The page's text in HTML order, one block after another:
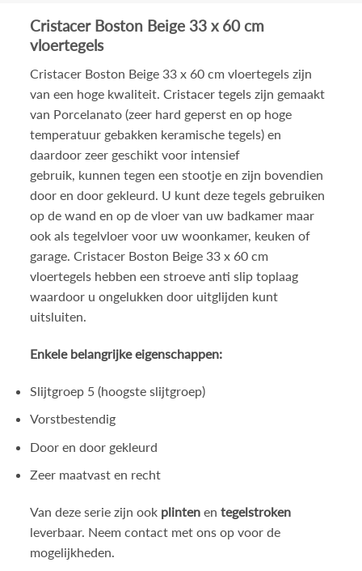
Cristacer Boston Beige 33 x 60 cm
vloertegels
Cristacer Boston Beige 33 x 60 cm vloertegels zijn
van een hoge kwaliteit. Cristacer tegelszijn gemaakt
van Porcelanato (zeer hard geperst en op hoge
temperatuur gebakken keramische tegels) en
daardoor zeer geschikt voor intensief
gebruik, kunnen tegen een stootje en zijn bovendien
door en door gekleurd. U kunt deze tegels gebruiken
op de wand en op de vloer van uw badkamer maar
ook als tegelvloer voor uw woonkamer, keuken of
garage. Cristacer Boston Beige 33 x 60 cm
vloertegels hebben een stroeve anti slip toplaag
waardoor u ongelukken door uitglijden kunt
uitsluiten.
Enkele belangrijke eigenschappen:
Slijtgroep 5 (hoogste slijtgroep)
Vorstbestendig
Door en door gekleurd
Zeer maatvast en recht
Van deze serie zijn ook plintenen tegelstroken
leverbaar. Neem contact met ons op voor de
mogelijkheden.